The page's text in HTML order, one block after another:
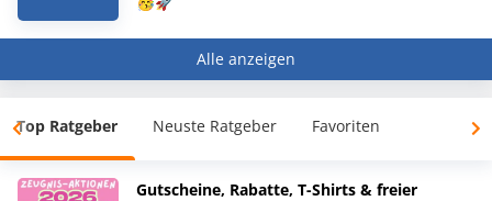
Alle anzeigen
Top Ratgeber Neuste Ratgeber Favoriten
Gutscheine, Rabatte, T-Shirts & freier